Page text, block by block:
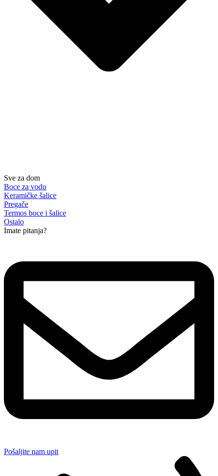
Sve za dom
Boce za vodu
Keramičke šalice
Pregače
Termos boce i šalice
Ostalo
Imate pitanja?
Pošaljite nam upit